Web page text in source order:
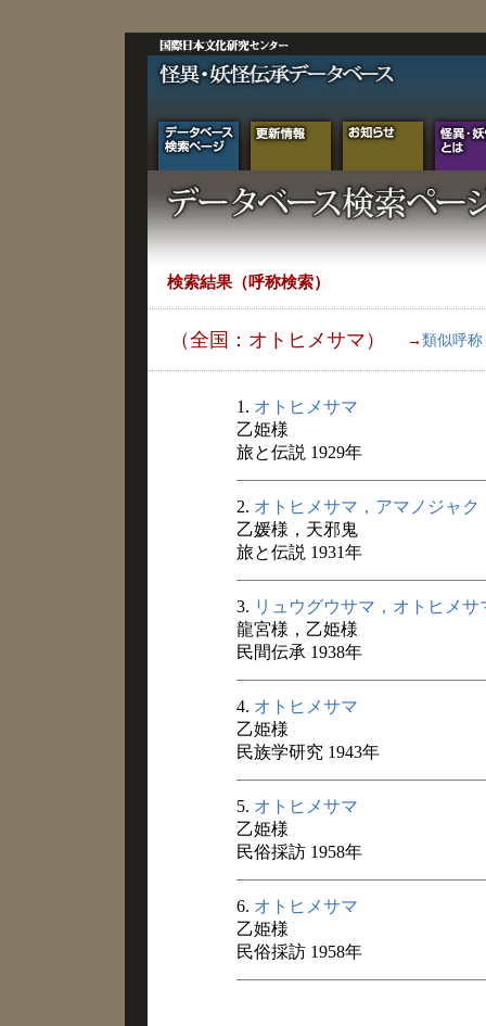
検索結果（呼称検索）
（全国：オトヒメサマ） → 類似呼称
1. オトヒメサマ
乙姫様
旅と伝説 1929年
2. オトヒメサマ，アマノジャク
乙媛様，天邪鬼
旅と伝説 1931年
3. リュウグウサマ，オトヒメサ
龍宮様，乙姫様
民間伝承 1938年
4. オトヒメサマ
乙姫様
民族学研究 1943年
5. オトヒメサマ
乙姫様
民俗採訪 1958年
6. オトヒメサマ
乙姫様
民俗採訪 1958年